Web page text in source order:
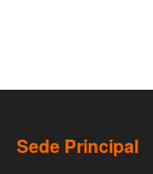
Sede Principal